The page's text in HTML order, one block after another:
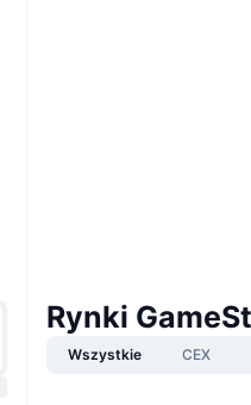
Rynki
Wszystkie CEX